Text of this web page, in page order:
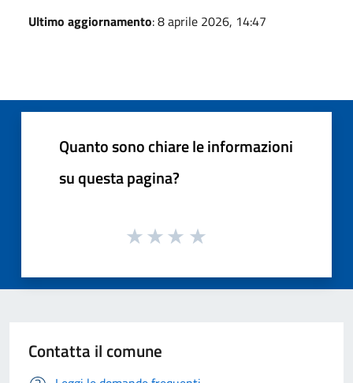
Ultimo aggiornamento: 8 aprile 2026, 14:47
Quanto sono chiare le informazioni
su questa pagina?
Contatta il comune